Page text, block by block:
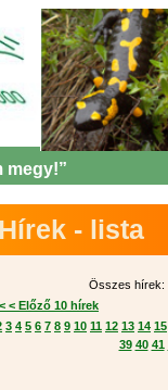
megy!”
Hírek - lista
Összes hírek:
< Előző 10 hírek
3 4 5 6 7 8 9 10 11 12 13 14 15
39 40 41